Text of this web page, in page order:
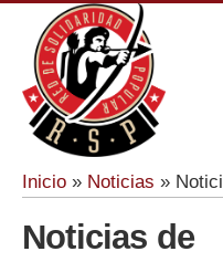
Se encuentra usted
Inicio » Noticias »
Noticias de